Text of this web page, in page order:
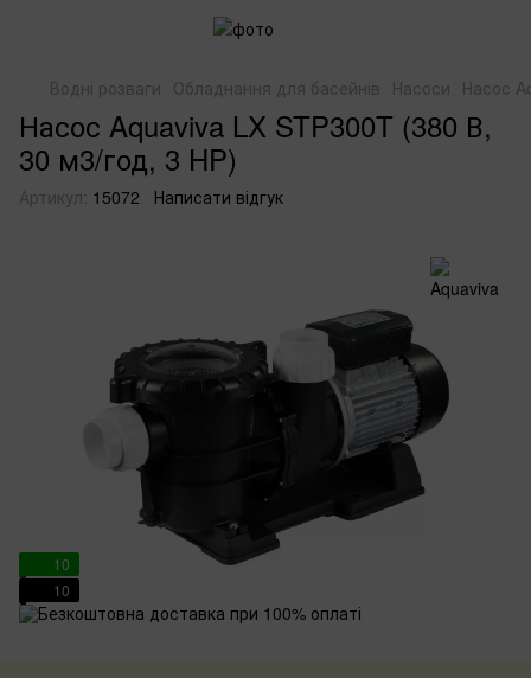
Водні розваги Обладнання для басейнів Насоси Насос
Насос Aquaviva LX STP300T (380 В,
30 м3/год, 3 HP)
Артикул: 15072 Написати відгук
10
10